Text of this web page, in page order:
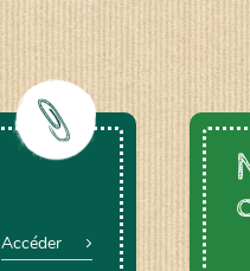
Accéder